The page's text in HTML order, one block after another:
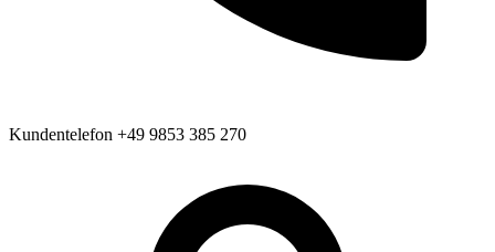
Kundentelefon +49 9853 385 270